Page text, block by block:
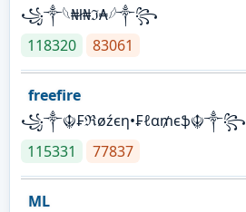
꧁⁣༒𓆩₦ł₦ℑ₳𓆪༒꧂
118320
83061
freefire
꧁༒☬₣ℜøźєη•₣ℓα₥єֆ☬༒꧂
115331
77837
ML